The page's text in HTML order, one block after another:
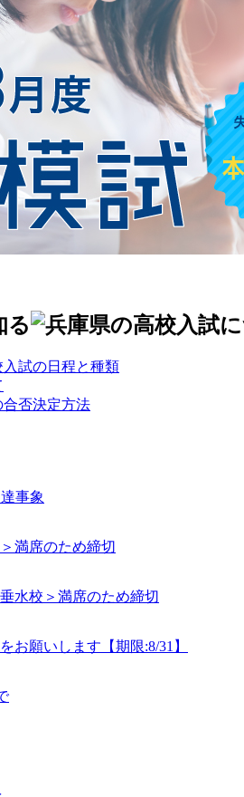
事象
満席のため締切
水校＞満席のため締切
お願いします【期限:8/31】